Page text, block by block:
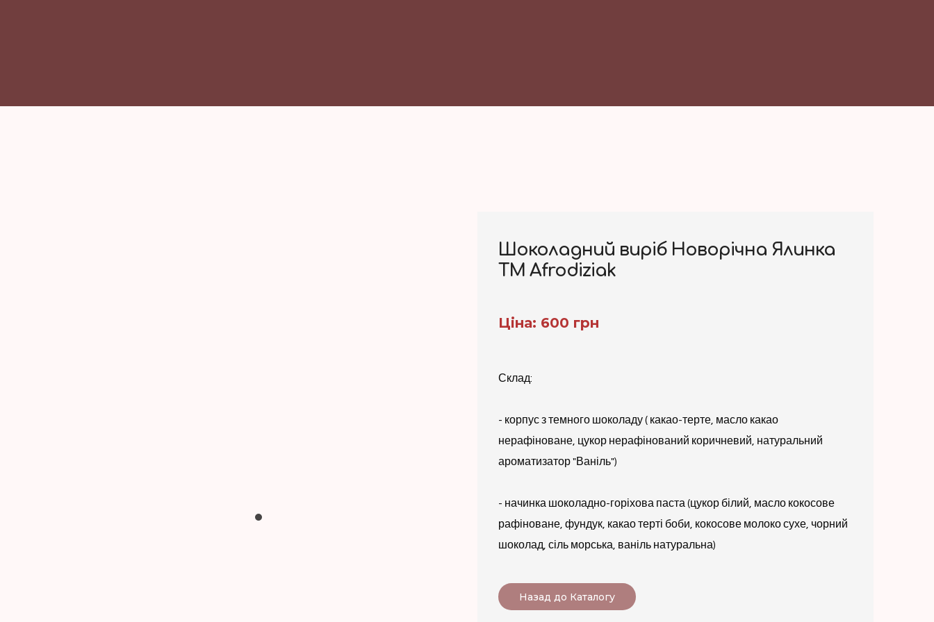
Шоколадний виріб Новорічна Ялинка
ТМ Afrodiziak
Ціна: 600 грн
Склад:
- корпус з темного шоколаду ( какао-терте, масло какао
нерафіноване, цукор нерафінований коричневий, натуральний
ароматизатор "Ваніль")
- начинка шоколадно-горіхова паста (цукор білий, масло кокосове
рафіноване, фундук, какао терті боби, кокосове молоко сухе, чорний
шоколад, сіль морська, ваніль натуральна)
Назад до Каталогу